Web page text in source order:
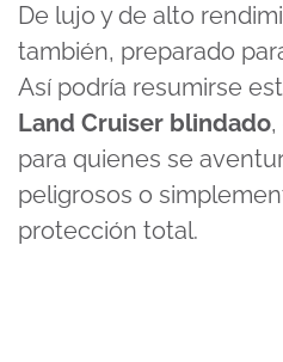
De lujo y de alto
también, preparado
Así podría resumirse
Land Cruiser blindado
para quienes se
peligrosos o
protección total.